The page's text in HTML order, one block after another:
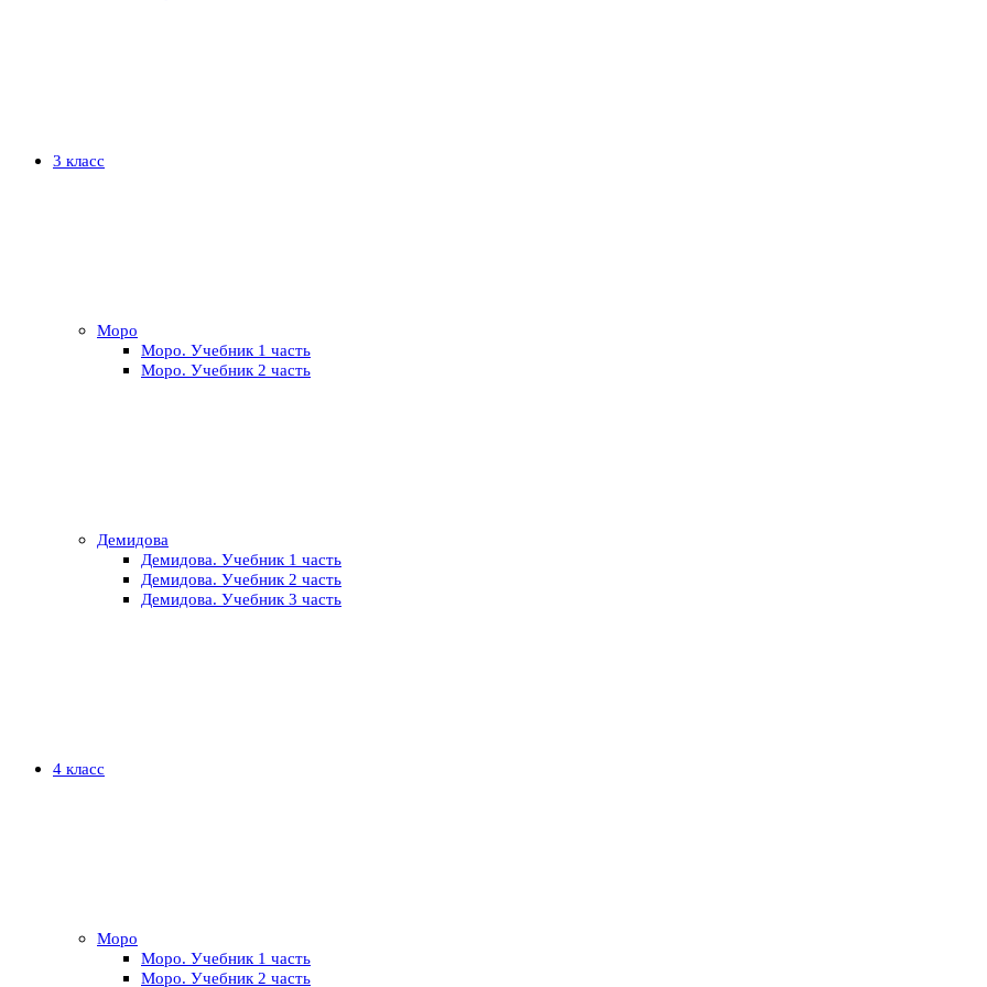
3 класс
Моро
Моро. Учебник 1 часть
Моро. Учебник 2 часть
Демидова
Демидова. Учебник 1 часть
Демидова. Учебник 2 часть
Демидова. Учебник 3 часть
4 класс
Моро
Моро. Учебник 1 часть
Моро. Учебник 2 часть